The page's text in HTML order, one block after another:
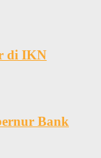
di IKN
Bank